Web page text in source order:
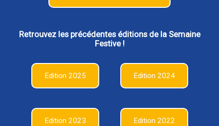
Retrouvez les précédentes éditions de la Semaine
Festive !
Edition 2025 Edition 2024
Edition 2023 Edition 2022